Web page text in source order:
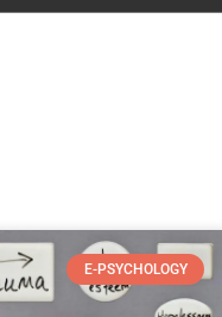
E-PSYCHOLOGY